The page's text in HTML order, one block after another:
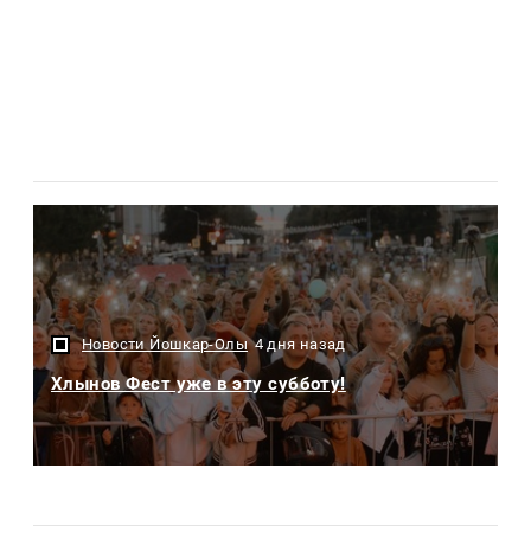
Новости Йошкар-Олы 4 дня назад
Хлынов Фест уже в эту субботу!